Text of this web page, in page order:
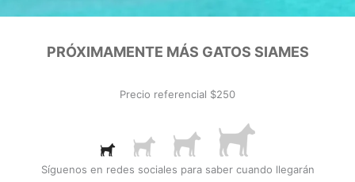
PRÓXIMAMENTE MÁS GATOS SIAMES
Precio referencial $250
Síguenos en redes sociales para saber cuando llegarán